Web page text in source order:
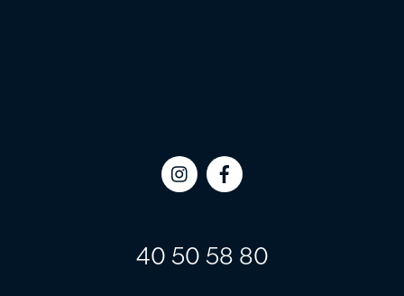
Icon
Icon
40 50 58 80